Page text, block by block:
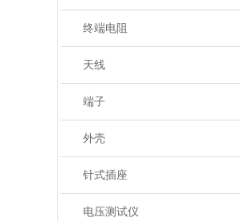
终端电阻
天线
端子
外壳
针式插座
电压测试仪